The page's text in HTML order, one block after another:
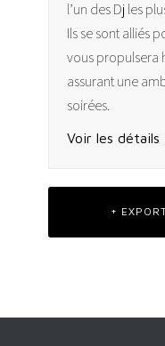
l’un des Dj les
Ils se sont alliés
vous propulsera
assurant une
soirées.
Voir les détails
+